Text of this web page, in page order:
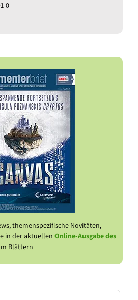
0
themenspezifische Novitäten,
in der aktuellen Online-Ausgabe des
Blättern